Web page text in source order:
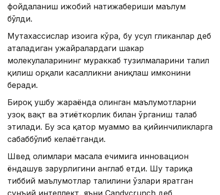
фойдаланиш ижобий натижабериши маълум
бўлди.
Мутахассислар изоҳига кўра, бу усул гликанлар деб
аталадиган ҳужайралардаги шакар
молекулаларининг мураккаб тузилмаларини таҳлил
қилиш орқали касалликни аниқлаш имконини
беради.
Бироқ ушбу жараёнда олинган маълумотларни
узоқ вақт ва эҳтиёткорлик билан ўрганиш талаб
этилади. Бу эса қатор муаммо ва қийинчиликларга
сабаббўлиб келаётганди.
Швед олимлари масала ечимига инновацион
ёндашув зарурлигини англаб етди. Шу тариқа
тиббий маълумотлар таҳлилини ўзлари яратган